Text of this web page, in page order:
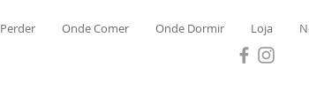
Onde Comer Onde Dormir Loja